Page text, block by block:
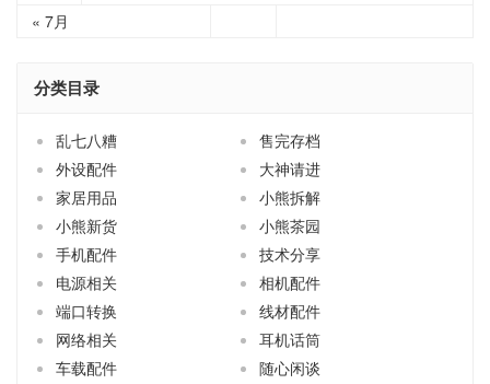
« 7月
分类目录
乱七八糟
售完存档
外设配件
大神请进
家居用品
小熊拆解
小熊新货
小熊茶园
手机配件
技术分享
电源相关
相机配件
端口转换
线材配件
网络相关
耳机话筒
车载配件
随心闲谈